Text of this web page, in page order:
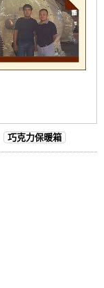
巧克力保暖箱